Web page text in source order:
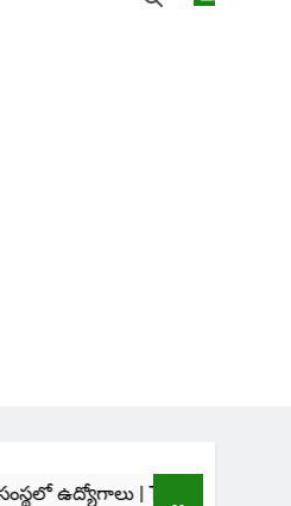
SVIMS Direct Recruitment